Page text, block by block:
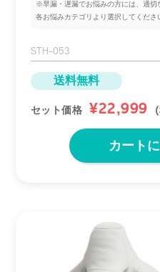
※早漏・遅漏で​お悩みの​方には、​適切
各お悩みカテゴリより​選択してくださ
STH-053
送料無料
セット価格 ¥22,999
カート